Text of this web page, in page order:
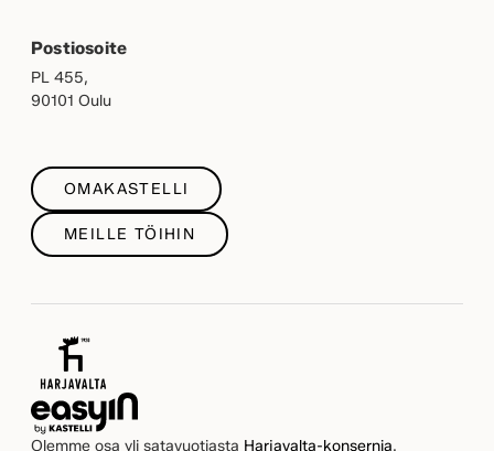
Postiosoite
PL 455,
90101 Oulu
OMAKASTELLI
MEILLE TÖIHIN
Olemme osa yli satavuotiasta Harjavalta-konsernia.